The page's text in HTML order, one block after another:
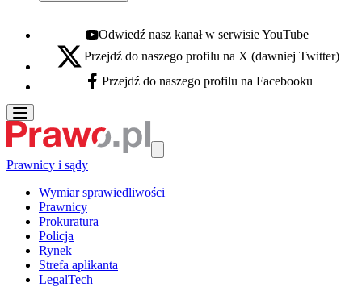
Youtube - otwiera się w nowej karcie
Odwiedź nasz kanał w serwisie YouTube
X - otwiera się w nowej karcie
Przejdź do naszego profilu na X (dawniej Twitter)
Facebook - otwiera się w nowej karcie
Przejdź do naszego profilu na Facebooku
Prawnicy i sądy
Wymiar sprawiedliwości
Prawnicy
Prokuratura
Policja
Rynek
Strefa aplikanta
LegalTech